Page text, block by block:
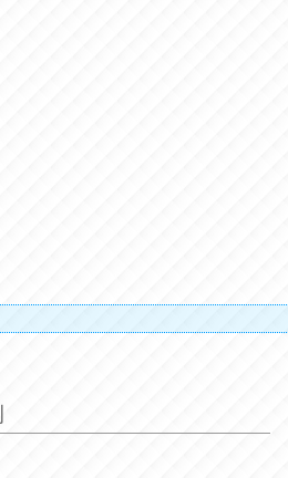
辛勞）。